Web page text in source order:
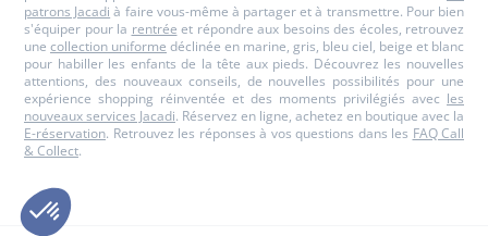
patrons Jacadi à faire vous-même à partager et à transmettre. Pour bien
s'équiper pour la rentrée et répondre aux besoins des écoles, retrouvez
une collection uniforme déclinée en marine, gris, bleu ciel, beige et blanc
pour habiller les enfants de la tête aux pieds. Découvrez les nouvelles
attentions, des nouveaux conseils, de nouvelles possibilités pour une
expérience shopping réinventée et des moments privilégiés avec les
nouveaux services Jacadi. Réservez en ligne, achetez en boutique avec la
E-réservation. Retrouvez les réponses à vos questions dans les FAQ Call
& Collect.